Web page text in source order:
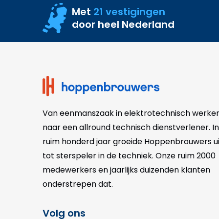
Met 21 vestigingen
door heel Nederland
Van eenmanszaak in elektrotechnisch
naar een allround technisch dienstverlener. In
ruim honderd jaar groeide Hoppenbrouwers
tot sterspeler in de techniek. Onze ruim 2000
medewerkers en jaarlijks duizenden klanten
onderstrepen dat.
Volg ons